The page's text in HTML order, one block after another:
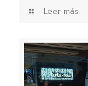
Leer más